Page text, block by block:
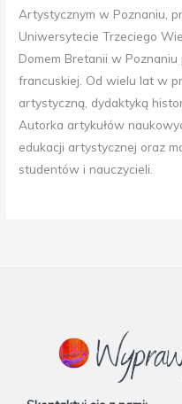
Artystycznym w Poznaniu,
Uniwersytecie Trzeciego
Domem Bretanii w
francuskiej. Od wielu lat w
artystyczną, dydaktyką
Autorka artykułów
edukacji artystycznej oraz
studentów i nauczycieli.